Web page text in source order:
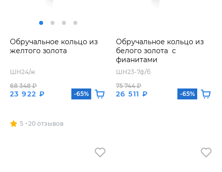
Обручальное кольцо из
желтого золота
ШН24/ж
23 922 ₽
68 348 ₽
-65%
5 20 отзывов
Обручальное кольцо из
белого золота с
фианитами
ШН23-7ф/б
26 511 ₽
75 744 ₽
-65%